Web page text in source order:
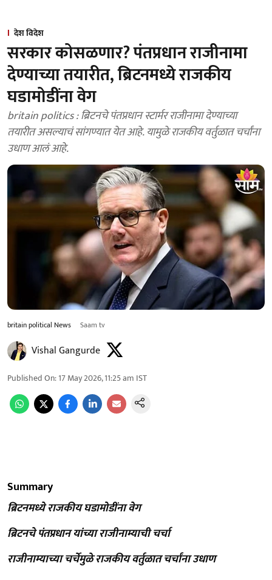
देश विदेश
सरकार कोसळणार? पंतप्रधान राजीनामा
देण्याच्या तयारीत, ब्रिटनमध्ये राजकीय
घडामोडींना वेग
britain politics : ब्रिटनचे पंतप्रधान स्टार्मर राजीनामा देण्याच्या
तयारीत असल्याचं सांगण्यात येत आहे. यामुळे राजकीय वर्तुळात चर्चांना
उधाण आलं आहे.
britain political News Saam tv
Vishal Gangurde
Published On:17 May 2026, 11:25 am IST
Summary
ब्रिटनमध्ये राजकीय घडामोडींना वेग
ब्रिटनचे पंतप्रधान यांच्या राजीनाम्याची चर्चा
राजीनाम्याच्या चर्चेमुळे राजकीय वर्तुळात चर्चांना उधाण